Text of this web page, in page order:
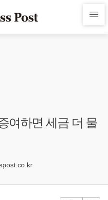
여하면 세금 더 물